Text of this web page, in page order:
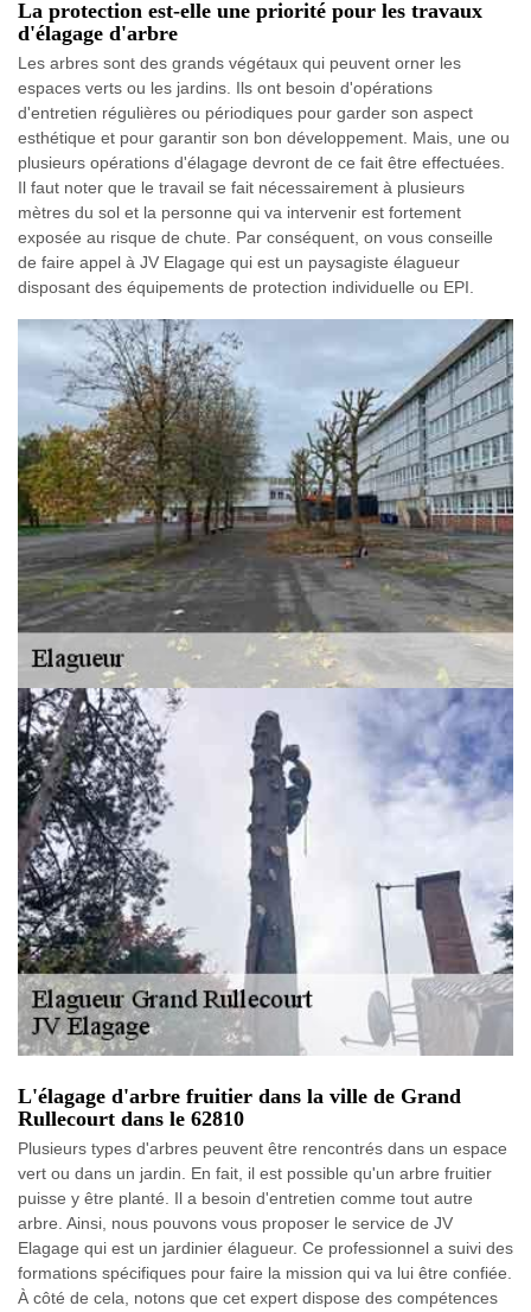
La protection est-elle une priorité pour les travaux
d'élagage d'arbre
Les arbres sont des grands végétaux qui peuvent orner les
espaces verts ou les jardins. Ils ont besoin d'opérations
d'entretien régulières ou périodiques pour garder son aspect
esthétique et pour garantir son bon développement. Mais, une ou
plusieurs opérations d'élagage devront de ce fait être effectuées.
Il faut noter que le travail se fait nécessairement à plusieurs
mètres du sol et la personne qui va intervenir est fortement
exposée au risque de chute. Par conséquent, on vous conseille
de faire appel à JV Elagage qui est un paysagiste élagueur
disposant des équipements de protection individuelle ou EPI.
L'élagage d'arbre fruitier dans la ville de Grand
Rullecourt dans le 62810
Plusieurs types d'arbres peuvent être rencontrés dans un espace
vert ou dans un jardin. En fait, il est possible qu'un arbre fruitier
puisse y être planté. Il a besoin d'entretien comme tout autre
arbre. Ainsi, nous pouvons vous proposer le service de JV
Elagage qui est un jardinier élagueur. Ce professionnel a suivi des
formations spécifiques pour faire la mission qui va lui être confiée.
À côté de cela, notons que cet expert dispose des compétences